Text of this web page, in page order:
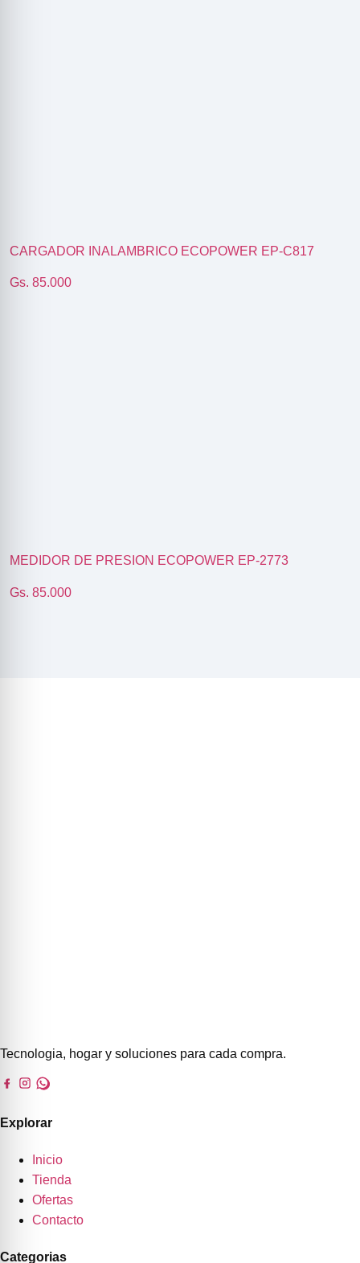
CARGADOR INALAMBRICO ECOPOWER EP-C817
Gs. 85.000
MEDIDOR DE PRESION ECOPOWER EP-2773
Gs. 85.000
Tecnologia, hogar y soluciones para cada compra.
Explorar
Inicio
Tienda
Ofertas
Contacto
Categorias